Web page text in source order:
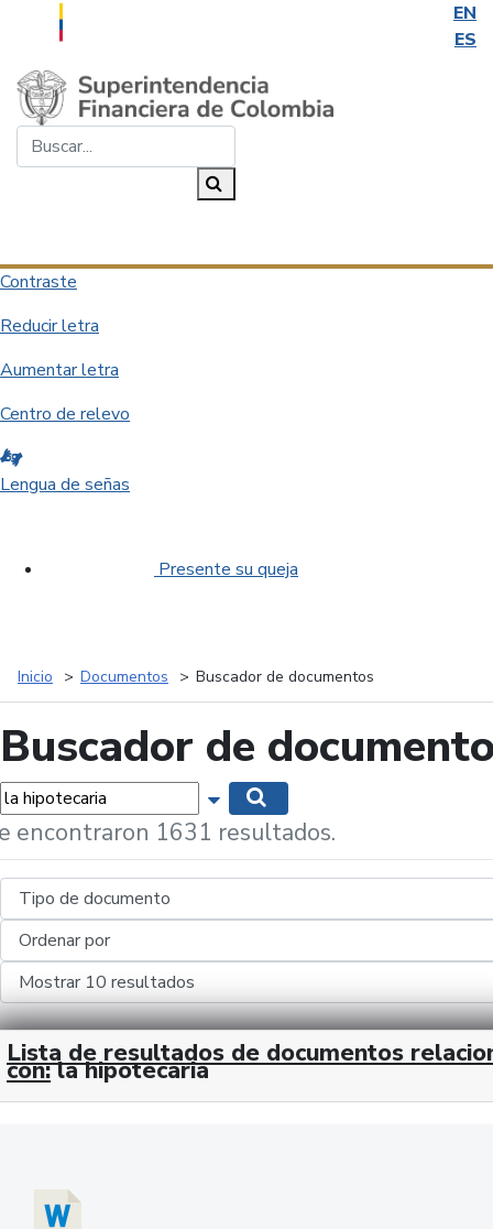
EN
ES
Saltar al contenido principal
Contraste
Reducir letra
Aumentar letra
Centro de relevo
Lengua de señas
Presente su queja
Inicio Documentos Buscador de documentos
Buscador de
Mostrar opciones de búsqueda
encontraron 1631 resultados.
Lista de resultados de documentos
con: la hipotecaria